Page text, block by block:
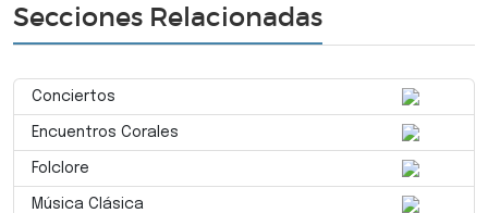
Secciones Relacionadas
Conciertos
Encuentros Corales
Folclore
Música Clásica